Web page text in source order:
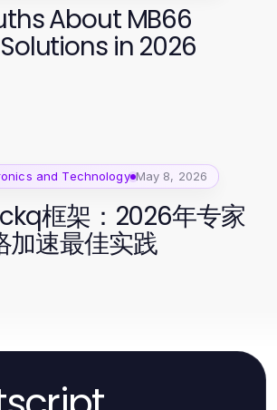
About MB66
in 2026
and Technology May 8, 2026
框架：2026年专家
加速最佳实践